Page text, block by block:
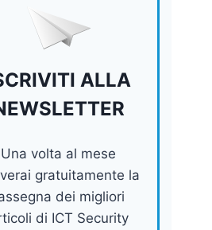
ALLA
Una volta al mese
gratuitamente la
dei migliori
di ICT Security